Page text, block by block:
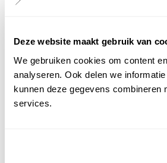
Deze website maakt gebruik van
We gebruiken cookies om content
analyseren. Ook delen we
kunnen deze gegevens
services.